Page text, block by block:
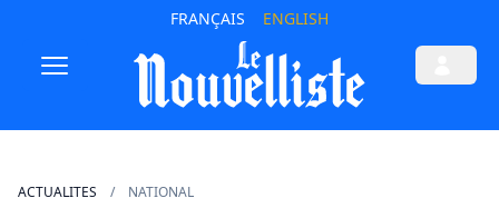
FRANÇAIS ENGLISH
ACTUALITES NATIONAL